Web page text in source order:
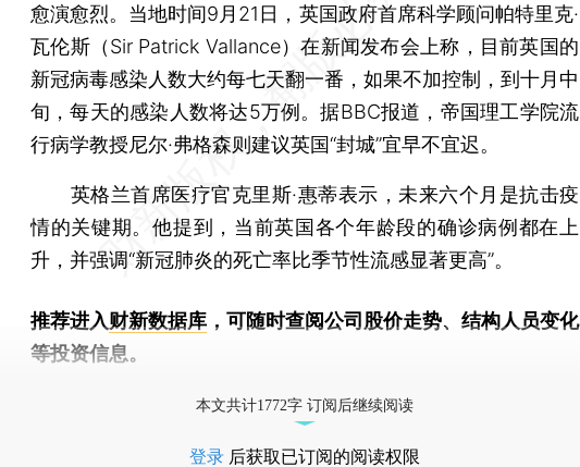
愈演愈烈。当地时间9月21日，英国政府首席科学顾问帕特里克·
瓦伦斯（Sir Patrick Vallance）在新闻发布会上称，目前英国的
新冠病毒感染人数大约每七天翻一番，如果不加控制，到十月中
旬，每天的感染人数将达5万例。据BBC报道，帝国理工学院流
行病学教授尼尔·弗格森则建议英国“封城”宜早不宜迟。
英格兰首席医疗官克里斯·惠蒂表示，未来六个月是抗击疫
情的关键期。他提到，当前英国各个年龄段的确诊病例都在上
升，并强调“新冠肺炎的死亡率比季节性流感显著更高”。
推荐进入财新数据库 ，可随时查阅公司股价走势、结构人员变化
等投资信息。
本文共计1772字 订阅后继续阅读
登录 后获取已订阅的阅读权限